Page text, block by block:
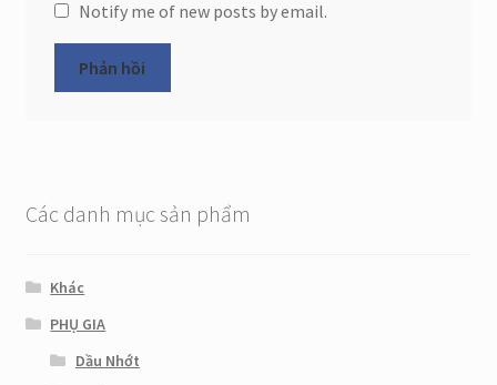
Notify me of new posts by email.
Các danh mục sản phẩm
Khác
PHỤ GIA
Dầu Nhớt